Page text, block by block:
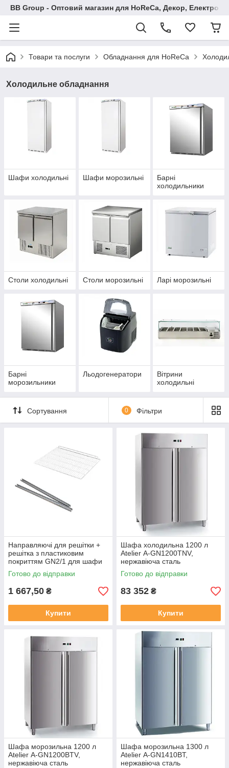
BB Group - Оптовий магазин для HoReCa, Декор,
Товари та послуги Обладнання для HoReCa
Холодильне обладнання
Шафи холодильні Шафи морозильні
Барні
холодильники
Столи холодильні Столи морозильні Ларі морозильні
Барні
морозильники
Льодогенератори
Вітрини
холодильні
Сортування 0 Фільтри
Направляючі для решітки +
решітка з пластиковим
покриттям GN2/1 для шафи
Atelier (комплект)
Готово до відправки
1 667,50 ₴
Купити
Шафа холодильна 1200 л
Atelier А-GN1200TNV,
нержавіюча сталь
Готово до відправки
83 352 ₴
Купити
Шафа морозильна 1200 л
Atelier А-GN1200BTV,
нержавіюча сталь
Шафа морозильна 1300 л
Atelier А-GN1410BT,
нержавіюча сталь